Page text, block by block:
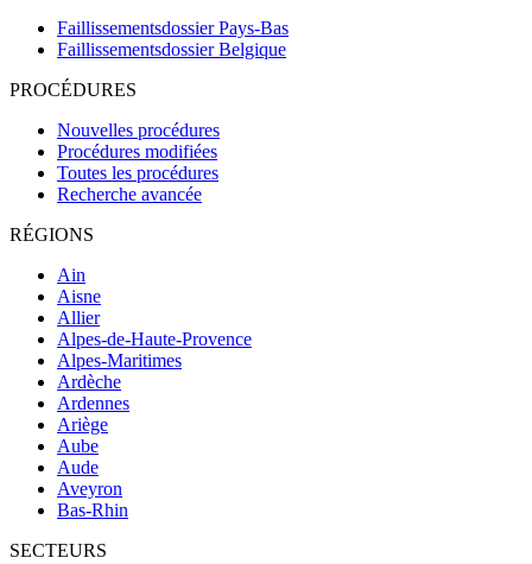
Faillissementsdossier Pays-Bas
Faillissementsdossier Belgique
PROCÉDURES
Nouvelles procédures
Procédures modifiées
Toutes les procédures
Recherche avancée
RÉGIONS
Ain
Aisne
Allier
Alpes-de-Haute-Provence
Alpes-Maritimes
Ardèche
Ardennes
Ariège
Aube
Aude
Aveyron
Bas-Rhin
SECTEURS